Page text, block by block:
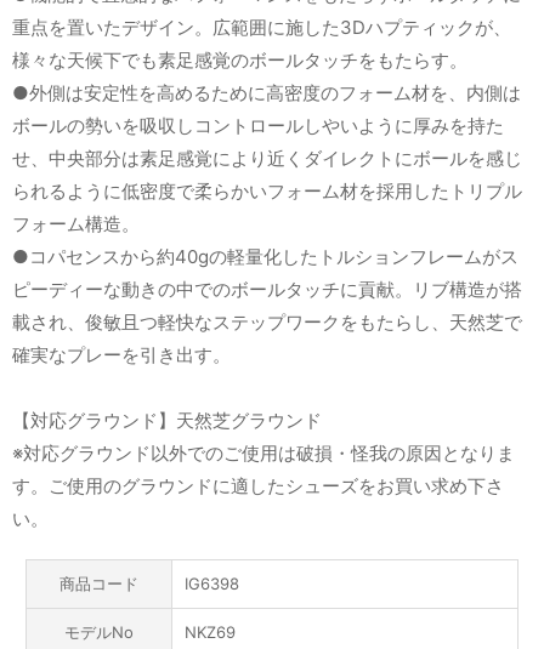
重点を置いたデザイン。広範囲に施した3Dハプティックが、
様々な天候下でも素足感覚のボールタッチをもたらす。
●外側は安定性を高めるために高密度のフォーム材を、内側は
ボールの勢いを吸収しコントロールしやいように厚みを持た
せ、中央部分は素足感覚により近くダイレクトにボールを感じ
られるように低密度で柔らかいフォーム材を採用したトリプル
フォーム構造。
●コパセンスから約40gの軽量化したトルションフレームがス
ピーディーな動きの中でのボールタッチに貢献。リブ構造が搭
載され、俊敏且つ軽快なステップワークをもたらし、天然芝で
確実なプレーを引き出す。
【対応グラウンド】天然芝グラウンド
※対応グラウンド以外でのご使用は破損・怪我の原因となりま
す。ご使用のグラウンドに適したシューズをお買い求め下さ
い。
商品コード IG6398
モデルNo NKZ69